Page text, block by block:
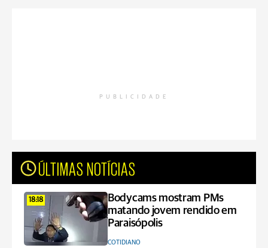
PUBLICIDADE
ÚLTIMAS NOTÍCIAS
18:18
Bodycams mostram PMs
matando jovem rendido em
Paraisópolis
COTIDIANO